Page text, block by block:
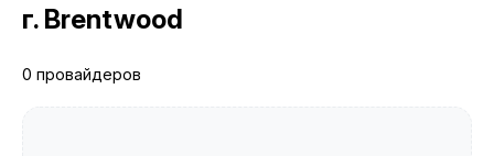
г. Brentwood
0 провайдеров